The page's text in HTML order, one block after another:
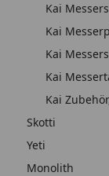
Kai
Kai
Kai
Kai
Kai
Skotti
Yeti
Monolith